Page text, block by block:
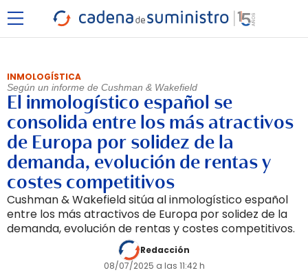
INMOLOGÍSTICA
Según un informe de Cushman & Wakefield
El inmologístico español se
consolida entre los más atractivos
de Europa por solidez de la
demanda, evolución de rentas y
costes competitivos
Cushman & Wakefield sitúa al inmologístico español
entre los más atractivos de Europa por solidez de la
demanda, evolución de rentas y costes competitivos.
Redacción
08/07/2025 a las 11:42 h